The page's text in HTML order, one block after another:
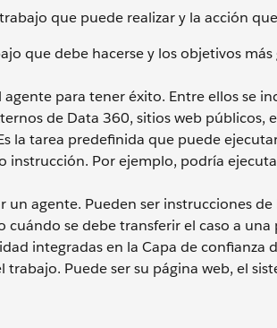
que puede realizar y la acción
que debe hacerse y los objetivos
para tener éxito. Entre ellos se
de Data 360, sitios web públicos,
la tarea predefinida que puede
instrucción. Por ejemplo, podría
un agente. Pueden ser instrucciones
se debe transferir el caso a una
integradas en la Capa de confianza
Puede ser su página web, el